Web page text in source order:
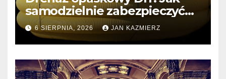
samodzielnie zabezpieczyć
dom przed wodą gruntową?
6 SIERPNIA, 2026 JAN KAZMIERZ